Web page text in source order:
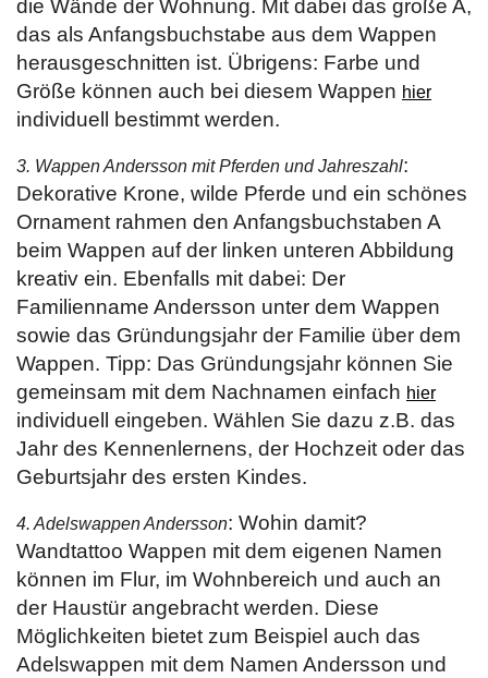
die Wände der Wohnung. Mit dabei das große A,
das als Anfangsbuchstabe aus dem Wappen
herausgeschnitten ist. Übrigens: Farbe und
Größe können auch bei diesem Wappen hier
individuell bestimmt werden.
3. Wappen Andersson mit Pferden und Jahreszahl:
Dekorative Krone, wilde Pferde und ein schönes
Ornament rahmen den Anfangsbuchstaben A
beim Wappen auf der linken unteren Abbildung
kreativ ein. Ebenfalls mit dabei: Der
Familienname Andersson unter dem Wappen
sowie das Gründungsjahr der Familie über dem
Wappen. Tipp: Das Gründungsjahr können Sie
gemeinsam mit dem Nachnamen einfach hier
individuell eingeben. Wählen Sie dazu z.B. das
Jahr des Kennenlernens, der Hochzeit oder das
Geburtsjahr des ersten Kindes.
4. Adelswappen Andersson: Wohin damit?
Wandtattoo Wappen mit dem eigenen Namen
können im Flur, im Wohnbereich und auch an
der Haustür angebracht werden. Diese
Möglichkeiten bietet zum Beispiel auch das
Adelswappen mit dem Namen Andersson und